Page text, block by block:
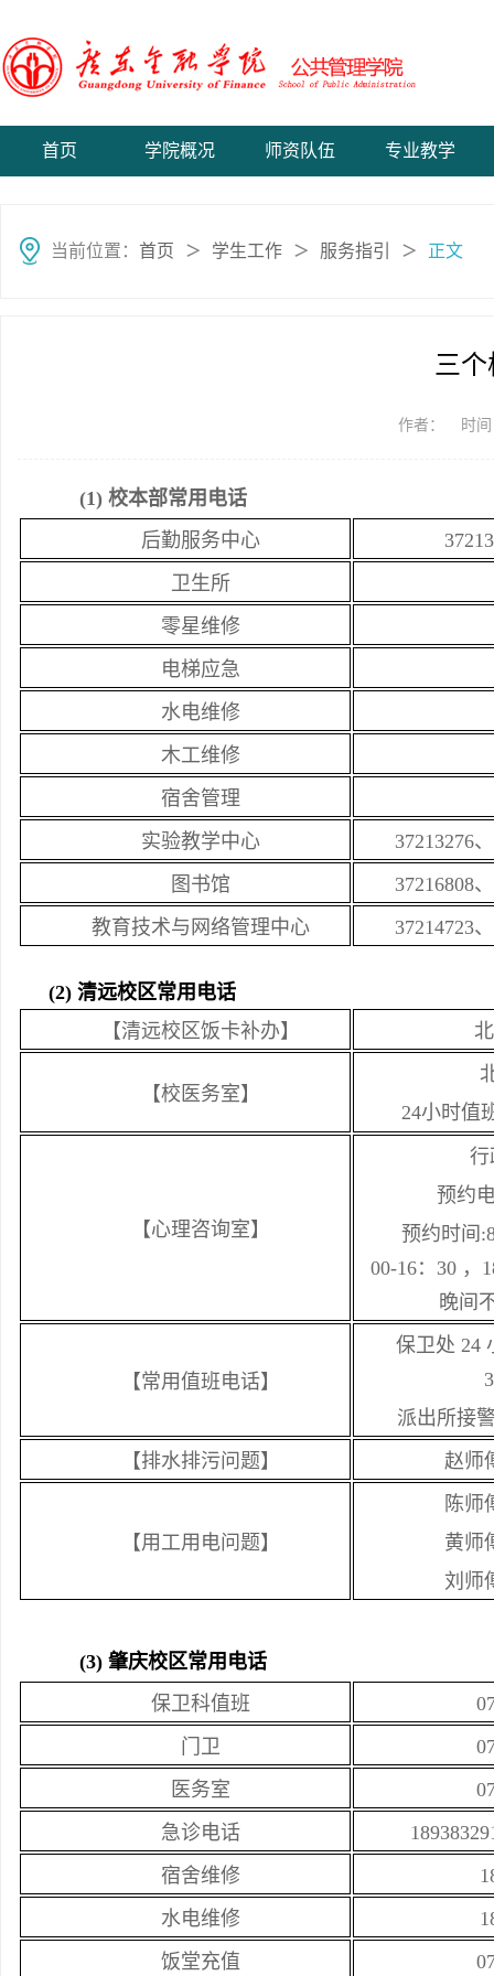
首页 学院概况 师资队伍 专业教学
当前位置： 首页 ＞ 学生工作 ＞ 服务指引 ＞ 正文
三
作者： 时
(1) 校本部常用电话
后勤服务中心
卫生所
零星维修
电梯应急
水电维修
木工维修
宿舍管理
实验教学中心
37213276、
图书馆
37216808、
教育技术与网络管理中心
37214723
(2) 清远校区常用电话
【清远校区饭卡补办】
【校医务室】
24小时值
【心理咨询室】
行
预约
预约时间
00-16：30 ，
晚间
【常用值班电话】
保卫处 24
派出所接
【排水排污问题】
赵师
【用工用电问题】
陈师
黄师
刘师
(3) 肇庆校区常用电话
保卫科值班
门卫
医务室
急诊电话
宿舍维修
水电维修
饭堂充值